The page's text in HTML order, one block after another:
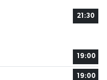
21:30
19:00
19:00